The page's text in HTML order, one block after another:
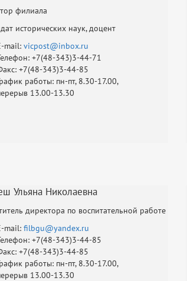
филиала
исторических наук, доцент
mail: vicpost@inbox.ru
+7(48-343)3-44-71
+7(48-343)3-44-85
работы: пн-пт, 8.30-17.00,
13.00-13.30
Ульяна Николаевна
директора по воспитательной работе
mail: filbgu@yandex.ru
+7(48-343)3-44-85
+7(48-343)3-44-85
работы: пн-пт, 8.30-17.00,
13.00-13.30